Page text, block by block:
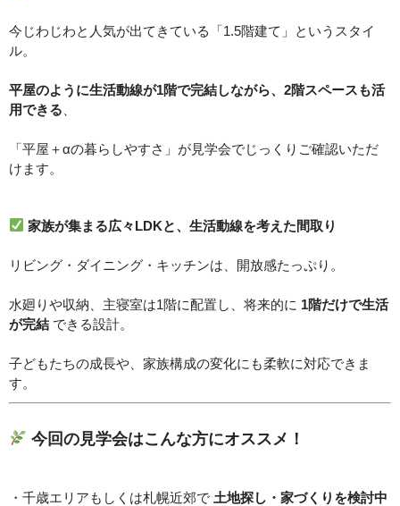
今じわじわと人気が出てきている「1.5階建て」というスタイ
ル。
平屋のように生活動線が1階で完結しながら、2階スペースも活
用できる
「平屋＋αの暮らしやすさ」が見学会でじっくりご確認いただ
けます。
家族が集まる広々LDKと、生活動線を考えた間取り
リビング・ダイニング・キッチンは、開放感たっぷり。
水廻りや収納、主寝室は1階に配置し、将来的に 1階だけで生活
が完結 できる設計。
子どもたちの成長や、家族構成の変化にも柔軟に対応できま
す。
今回の見学会はこんな方にオススメ！
・千歳エリアもしくは札幌近郊で 土地探し・家づくりを検討中